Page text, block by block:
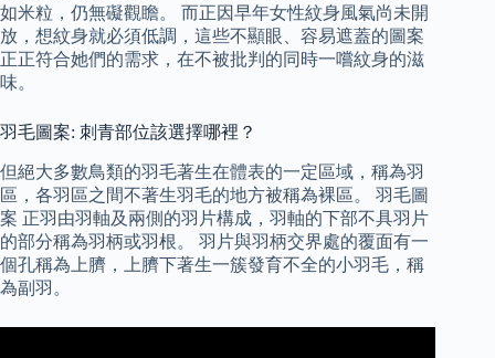
如米粒，仍無礙觀瞻。 而正因早年女性紋身風氣尚未開
放，想紋身就必須低調，這些不顯眼、容易遮蓋的圖案
正正符合她們的需求，在不被批判的同時一嚐紋身的滋
味。
羽毛圖案: 刺青部位該選擇哪裡？
但絕大多數鳥類的羽毛著生在體表的一定區域，稱為羽
區，各羽區之間不著生羽毛的地方被稱為裸區。 羽毛圖
案 正羽由羽軸及兩側的羽片構成，羽軸的下部不具羽片
的部分稱為羽柄或羽根。 羽片與羽柄交界處的覆面有一
個孔稱為上臍，上臍下著生一簇發育不全的小羽毛，稱
為副羽。